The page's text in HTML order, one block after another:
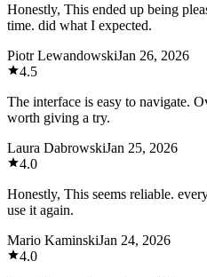
Honestly, This ended up being
time. did what I expected.
Piotr LewandowskiJan 26, 2026
4.5
The interface is easy to navigate.
worth giving a try.
Laura DabrowskiJan 25, 2026
4.0
Honestly, This seems reliable.
use it again.
Mario KaminskiJan 24, 2026
4.0